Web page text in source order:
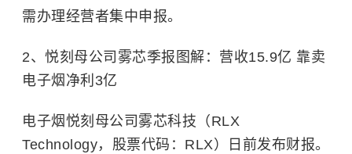
需办理经营者集中申报。
2、悦刻母公司雾芯季报图解：营收15.9亿 靠卖
电子烟净利3亿
电子烟悦刻母公司雾芯科技（RLX
Technology，股票代码：RLX）日前发布财报。